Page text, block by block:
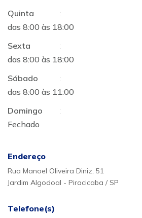
Quinta
:
das 8:00 às 18:00
Sexta
:
das 8:00 às 18:00
Sábado
:
das 8:00 às 11:00
Domingo
:
Fechado
Endereço
Rua Manoel Oliveira Diniz, 51
Jardim Algodoal - Piracicaba / SP
Telefone(s)